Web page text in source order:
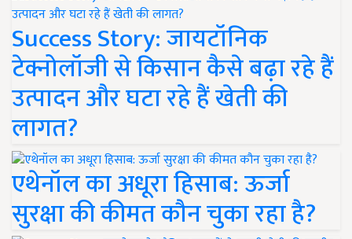
Success Story: जायटॉनिक
टेक्नोलॉजी से किसान कैसे बढ़ा रहे हैं
उत्पादन और घटा रहे हैं खेती की
लागत?
एथेनॉल का अधूरा हिसाब: ऊर्जा
सुरक्षा की कीमत कौन चुका रहा है?